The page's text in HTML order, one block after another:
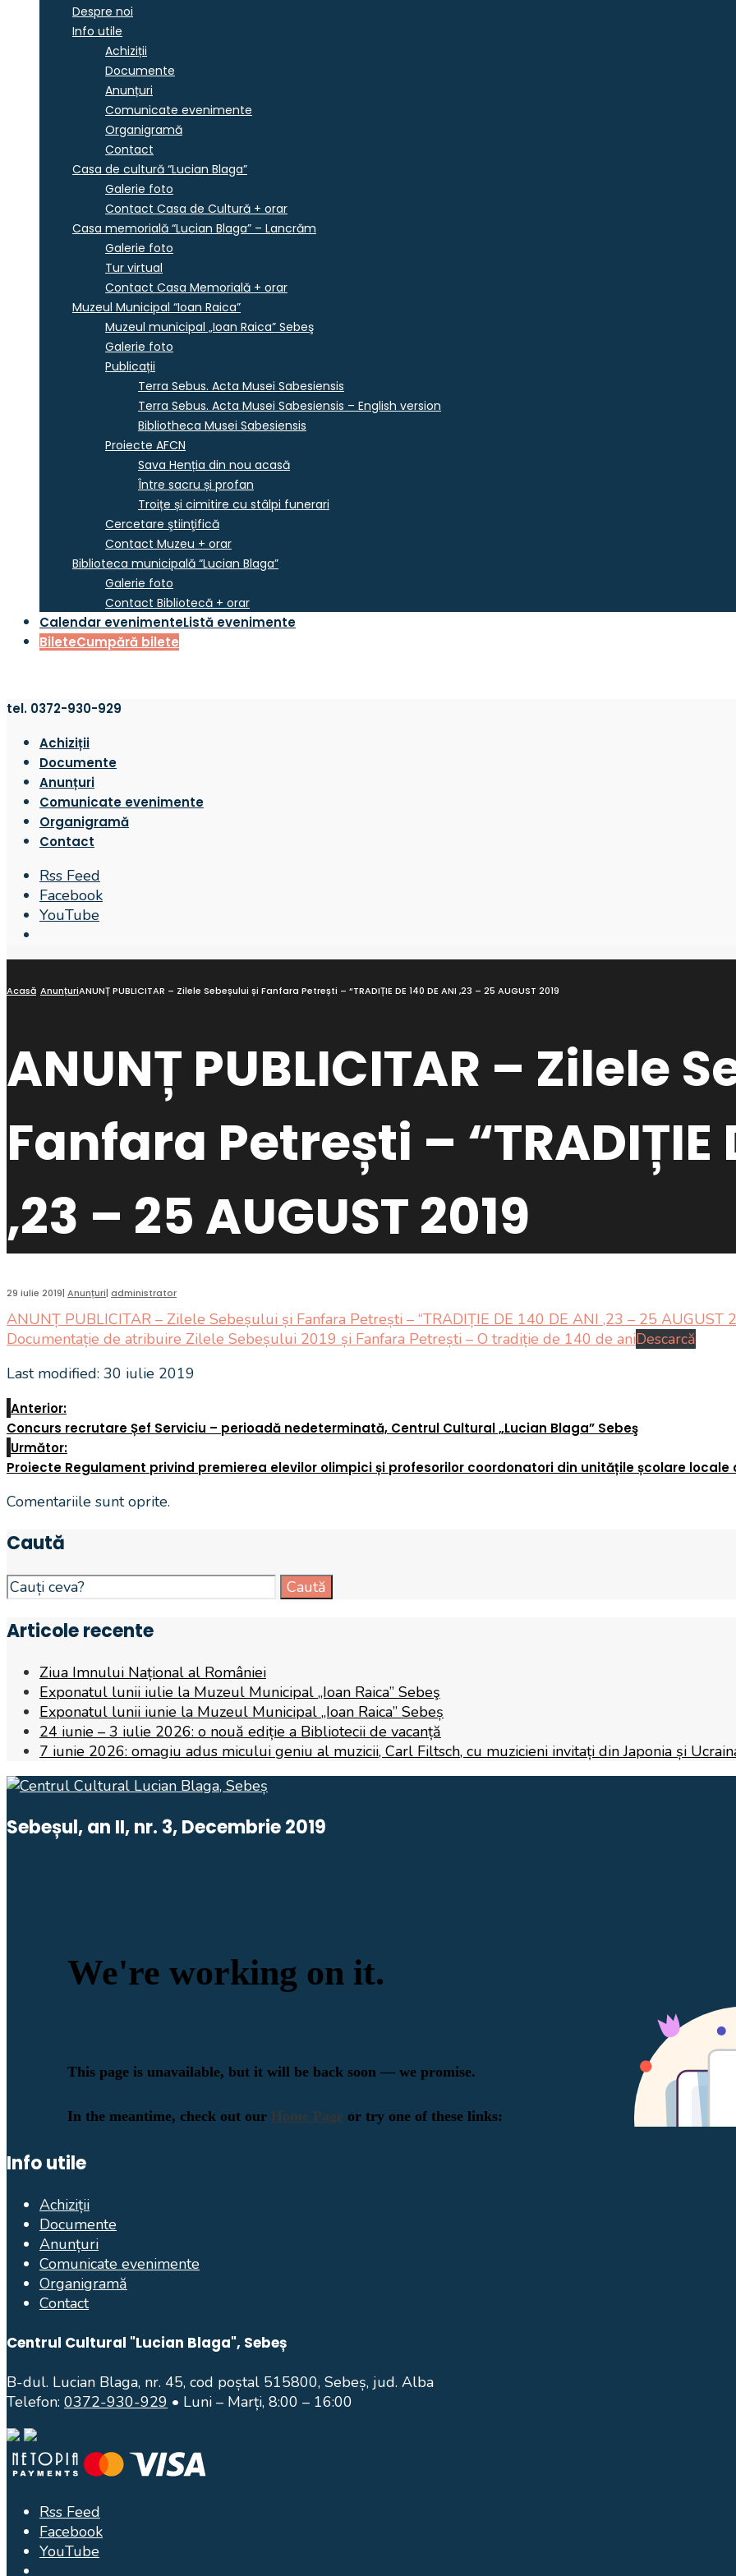
Despre noi
Info utile
Achiziții
Documente
Anunțuri
Comunicate evenimente
Organigramă
Contact
Casa de cultură “Lucian Blaga”
Galerie foto
Contact Casa de Cultură + orar
Casa memorială “Lucian Blaga” – Lancrăm
Galerie foto
Tur virtual
Contact Casa Memorială + orar
Muzeul Municipal “Ioan Raica”
Muzeul municipal „Ioan Raica” Sebeş
Galerie foto
Publicații
Terra Sebus. Acta Musei Sabesiensis
Terra Sebus. Acta Musei Sabesiensis – English version
Bibliotheca Musei Sabesiensis
Proiecte AFCN
Sava Henția din nou acasă
Între sacru și profan
Troițe și cimitire cu stâlpi funerari
Cercetare ştiinţifică
Contact Muzeu + orar
Biblioteca municipală “Lucian Blaga”
Galerie foto
Contact Bibliotecă + orar
Calendar evenimenteListă evenimente
BileteCumpără bilete
tel. 0372-930-929
Achiziții
Documente
Anunțuri
Comunicate evenimente
Organigramă
Contact
Rss Feed
Facebook
YouTube
Search
Acasă AnunțuriANUNȚ PUBLICITAR – Zilele Sebeșului și Fanfara Petrești – “TRADIȚIE DE 140 DE ANI ,23 – 25 AUGUST 2019
ANUNȚ PUBLICITAR – Zilele
Fanfara Petrești – “TRADIȚIE
,23 – 25 AUGUST 2019
29 iulie 2019| Anunțuri| administrator
ANUNȚ PUBLICITAR – Zilele Sebeșului și Fanfara Petrești – “TRADIȚIE DE 140 DE ANI ,23 – 25 AUGUST
Documentație de atribuire Zilele Sebeșului 2019 și Fanfara Petrești – O tradiție de 140 de aniDescarcă
Last modified: 30 iulie 2019
Anterior:
Concurs recrutare Șef Serviciu – perioadă nedeterminată, Centrul Cultural „Lucian Blaga” Sebeş
Următor:
Proiecte Regulament privind premierea elevilor olimpici și profesorilor coordonatori din unitățile școlare
Comentariile sunt oprite.
Caută
Search
for:
Caută
Articole recente
Ziua Imnului Național al României
Exponatul lunii iulie la Muzeul Municipal „Ioan Raica” Sebeş
Exponatul lunii iunie la Muzeul Municipal „Ioan Raica” Sebeș
24 iunie – 3 iulie 2026: o nouă ediție a Bibliotecii de vacanță
7 iunie 2026: omagiu adus micului geniu al muzicii, Carl Filtsch, cu muzicieni invitați din Japonia și
Sebeșul, an II, nr. 3, Decembrie 2019
Info utile
Achiziții
Documente
Anunțuri
Comunicate evenimente
Organigramă
Contact
Centrul Cultural "Lucian Blaga", Sebeș
B-dul. Lucian Blaga, nr. 45, cod poștal 515800, Sebeș, jud. Alba
Telefon: 0372-930-929 • Luni – Marți, 8:00 – 16:00
Rss Feed
Facebook
YouTube